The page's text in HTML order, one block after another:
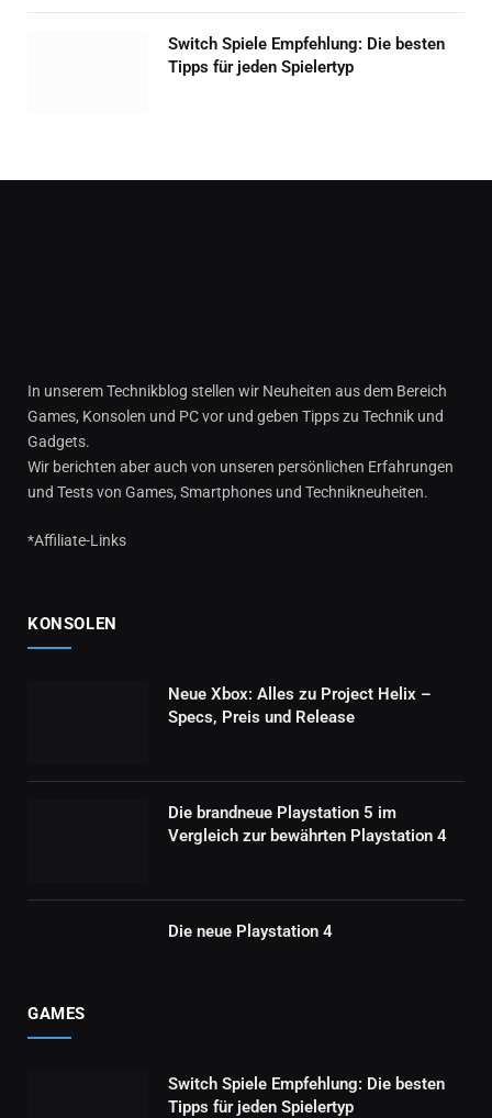
Switch Spiele Empfehlung: Die besten
Tipps für jeden Spielertyp
In unserem Technikblog stellen wir Neuheiten aus dem Bereich
Games, Konsolen und PC vor und geben Tipps zu Technik und
Gadgets.
Wir berichten aber auch von unseren persönlichen Erfahrungen
und Tests von Games, Smartphones und Technikneuheiten.
*Affiliate-Links
KONSOLEN
Neue Xbox: Alles zu Project Helix –
Specs, Preis und Release
Die brandneue Playstation 5 im
Vergleich zur bewährten Playstation 4
Die neue Playstation 4
GAMES
Switch Spiele Empfehlung: Die besten
Tipps für jeden Spielertyp